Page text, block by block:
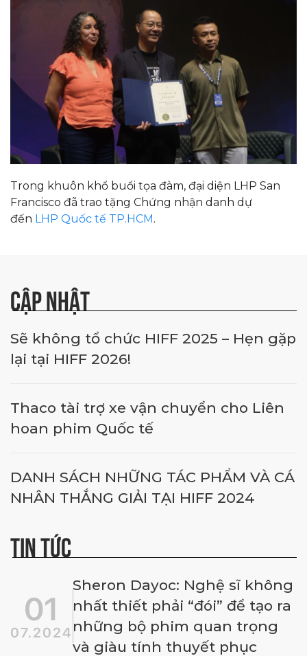
Trong khuôn khổ buổi tọa đàm, đại diện LHP San
Francisco đã trao tặng Chứng nhận danh dự
đến LHP Quốc tế TP.HCM.
CẬP NHẬT
Sẽ không tổ chức HIFF 2025 – Hẹn gặp
lại tại HIFF 2026!
Thaco tài trợ xe vận chuyển cho Liên
hoan phim Quốc tế
DANH SÁCH NHỮNG TÁC PHẨM VÀ CÁ
NHÂN THẮNG GIẢI TẠI HIFF 2024
TIN TỨC
01
07.2024
Sheron Dayoc: Nghệ sĩ không
nhất thiết phải “đói” để tạo ra
những bộ phim quan trọng
và giàu tính thuyết phục